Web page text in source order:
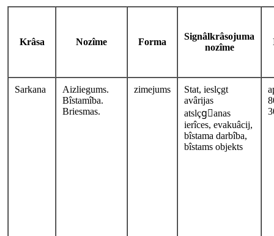
Krâsa Nozîme Forma
Signâlkrâsojuma
nozîme
Sarkana
Aizliegums.
Bîstamîba.
Briesmas.
zimejums
Stat, ieslçgt
avârijas
atslçgًanas
ierîces, evakuâcij,
bîstama darbîba,
bîstams objekts